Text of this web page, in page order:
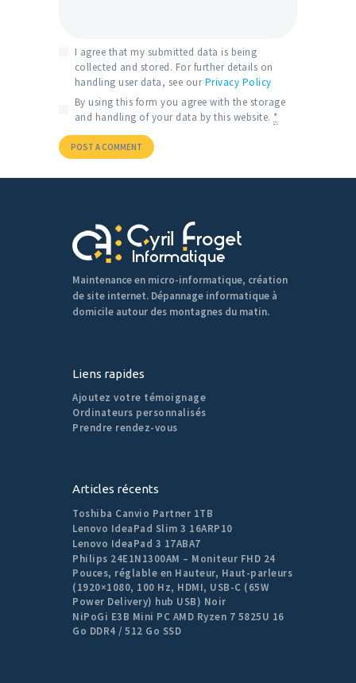
I agree that my submitted data is being
collected and stored. For further details on
handling user data, see ourPrivacy Policy
By using this form you agree with the storage
and handling of your data by this website. *
Maintenance en micro-informatique, création
de site internet. Dépannage informatique à
domicile autour des montagnes du matin.
Liens rapides
Ajoutez votre témoignage
Ordinateurs personnalisés
Prendre rendez-vous
Articles récents
Toshiba Canvio Partner 1TB
Lenovo IdeaPad Slim 3 16ARP10
Lenovo IdeaPad 3 17ABA7
Philips 24E1N1300AM – Moniteur FHD 24
Pouces, réglable en Hauteur, Haut-parleurs
(1920×1080, 100 Hz, HDMI, USB-C (65W
Power Delivery) hub USB) Noir
NiPoGi E3B Mini PC AMD Ryzen 7 5825U 16
Go DDR4 / 512 Go SSD